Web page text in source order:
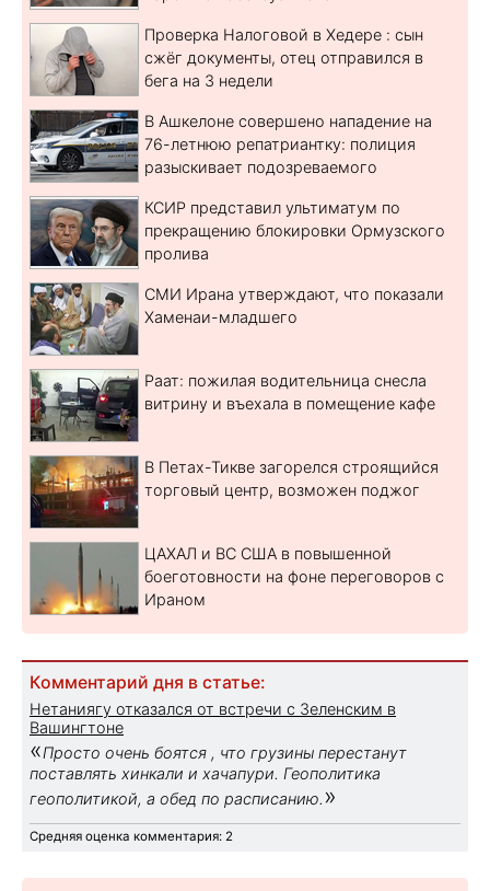
Проверка Налоговой в Хедере : сын
сжёг документы, отец отправился в
бега на 3 недели
В Ашкелоне совершено нападение на
76-летнюю репатриантку: полиция
разыскивает подозреваемого
КСИР представил ультиматум по
прекращению блокировки Ормузского
пролива
СМИ Ирана утверждают, что показали
Хаменаи-младшего
Раат: пожилая водительница снесла
витрину и въехала в помещение кафе
В Петах-Тикве загорелся строящийся
торговый центр, возможен поджог
ЦАХАЛ и ВС США в повышенной
боеготовности на фоне переговоров с
Ираном
Комментарий дня в статье:
Нетаниягу отказался от встречи с Зеленским в
Вашингтоне
«Просто очень боятся , что грузины перестанут
поставлять хинкали и хачапури. Геополитика
геополитикой, а обед по расписанию. »
Средняя оценка комментария: 2